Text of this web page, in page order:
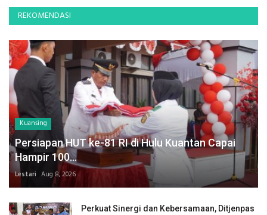
REKOMENDASI
Kuansing
Persiapan HUT ke-81 RI di Hulu Kuantan Capai
Hampir 100...
Lestari Aug 8, 2026
Perkuat Sinergi dan Kebersamaan, Ditjenpas